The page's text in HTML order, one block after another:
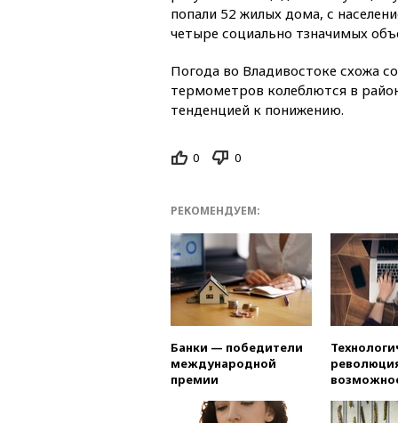
попали 52 жилых дома, с
четыре социально тзначимых
Погода во Владивостоке схожа
термометров колеблются в
тенденцией к понижению.
0 0
РЕКОМЕНДУЕМ:
Банки — победители
международной
премии